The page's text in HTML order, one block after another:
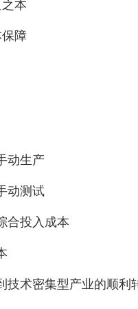
本
障
动生产
动测试
合投入成本
技术密集型产业的顺利